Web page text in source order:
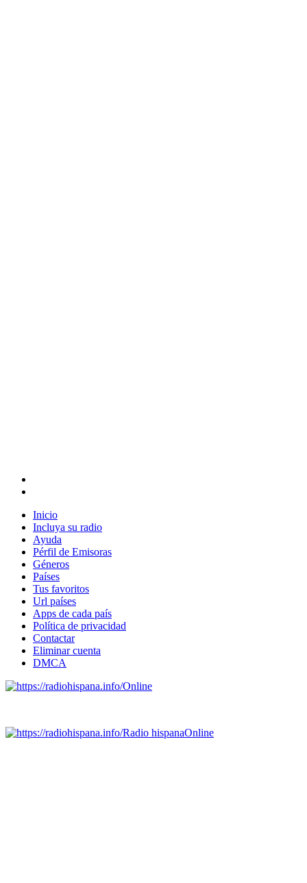
Inicio
Incluya su radio
Ayuda
Pérfil de Emisoras
Géneros
Países
Tus favoritos
Url países
Apps de cada país
Política de privacidad
Contactar
Eliminar cuenta
DMCA
Online
Radio hispanaOnline